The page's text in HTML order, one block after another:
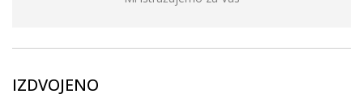
IZDVOJENO